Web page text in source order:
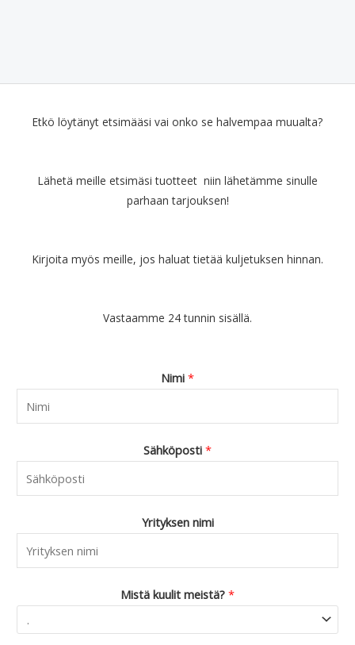
Etkö löytänyt etsimääsi vai onko se halvempaa muualta?
Lähetä meille etsimäsi tuotteet niin lähetämme sinulle
parhaan tarjouksen!
Kirjoita myös meille, jos haluat tietää kuljetuksen hinnan.
Vastaamme 24 tunnin sisällä.
Nimi *
Sähköposti *
Yrityksen nimi
Mistä kuulit meistä? *